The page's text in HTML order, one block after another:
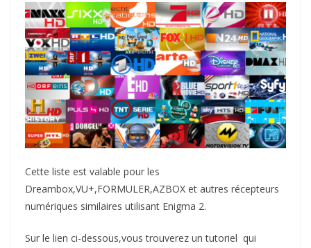
Cette liste est valable pour les
Dreambox,VU+,FORMULER,AZBOX et autres récepteurs
numériques similaires utilisant Enigma 2.
Sur le lien ci-dessous,vous trouverez un tutoriel qui